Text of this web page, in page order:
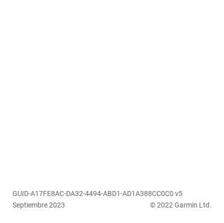
GUID-A17FE8AC-DA32-4494-ABD1-AD1A388CC0C0 v5
Septiembre 2023
© 2022 Garmin Ltd.